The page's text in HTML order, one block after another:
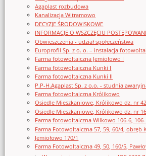
Agaplast rozbudowa
Kanalizacja Witramowo
DECYZJE ŚRODOWISKOWE
INFORMACJE O WSZCZĘCIU
Obwieszczenia - udział społeczeństwa
Europrofil Sp. z o. o. – instalacja
Farma fotowoltaiczna Jemiołowo I
Farma fotowoltaiczna Kunki I
Farma fotowoltaiczna Kunki II
P.P-H.Agaplast Sp. z o.o. - studnia
Farma fotowoltaiczna Królikowo
Osiedle Mieszkaniowe, Królikowo dz. nr
Osiedle Mieszkaniowe, Królikowo dz. nr
Farma fotowoltaiczna Wilkowo 106-6, 106-
Farma Fotowoltaiczna 57, 59, 60/4, obręb
Jemiołowo 170/1
Farma Fotowoltaiczna 49, 50, 160/5,